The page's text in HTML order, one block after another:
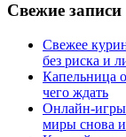
Свежие записи
Свежее
без риска и
Капельница
чего ждать
Онлайн-
миры снова